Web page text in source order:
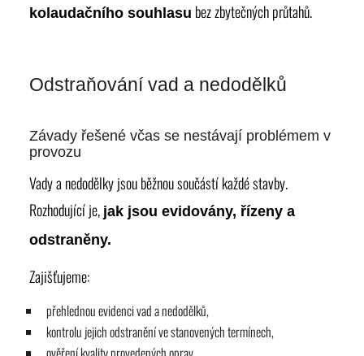
kolaudačního souhlasu bez zbytečných průtahů.
Odstraňování vad a nedodělků
Závady řešené včas se nestávají problémem v
provozu
Vady a nedodělky jsou běžnou součástí každé stavby.
Rozhodující je, jak jsou evidovány, řízeny a
odstraněny.
Zajišťujeme:
přehlednou evidenci vad a nedodělků,
kontrolu jejich odstranění ve stanovených termínech,